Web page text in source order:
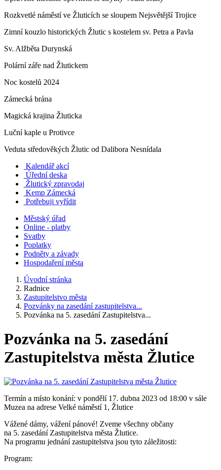
Rozkvetlé náměstí ve Žluticích se sloupem Nejsvětější Trojice
Zimní kouzlo historických Žlutic s kostelem sv. Petra a Pavla
Sv. Alžběta Durynská
Polární záře nad Žlutickem
Noc kostelů 2024
Zámecká brána
Magická krajina Žluticka
Luční kaple u Protivce
Veduta středověkých Žlutic od Dalibora Nesnídala
Kalendář akcí
Úřední deska
Žlutický zpravodaj
Kemp Zámecká
Potřebuji vyřídit
Městský úřad
Online - platby
Svatby
Poplatky
Podněty a závady
Hospodaření města
Úvodní stránka
Radnice
Zastupitelstvo města
Pozvánky na zasedání zastupitelstva...
Pozvánka na 5. zasedání Zastupitelstva...
Pozvánka na 5. zasedání
Zastupitelstva města Žlutice
Termín a místo konání: v pondělí 17. dubna 2023 od 18:00 v sále
Muzea na adrese Velké náměstí 1, Žlutice
Vážené dámy, vážení pánové! Zveme všechny občany
na 5. zasedání Zastupitelstva města Žlutice.
Na programu jednání zastupitelstva jsou tyto záležitosti:
Program: